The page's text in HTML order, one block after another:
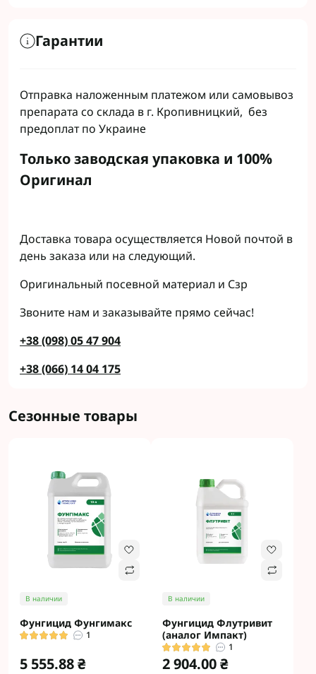
Гарантии
Отправка наложенным платежом или самовывоз
препарата со склада в г. Кропивницкий, без
предоплат по Украине
Только заводская упаковка и 100%
Оригинал
Доставка товара осуществляется Новой почтой в
день заказа или на следующий.
Оригинальный посевной материал и Сзр
Звоните нам и заказывайте прямо сейчас!
+38 (098) 05 47 904
+38 (066) 14 04 175
Сезонные товары
В наличии
Фунгицид Фунгимакс
1
5 555.88 ₴
В наличии
Фунгицид Флутривит
(аналог Импакт)
1
2 904.00 ₴